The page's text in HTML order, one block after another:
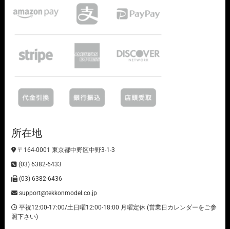
所在地
〒164-0001 東京都中野区中野3-1-3
(03) 6382-6433
(03) 6382-6436
support@tekkonmodel.co.jp
平祝12:00-17:00/土日曜12:00-18:00 月曜定休 (営業日カレンダーをご参
照下さい)